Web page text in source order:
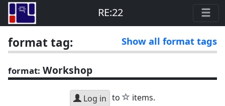
RE:22
format tag: Show all format tags
format: Workshop
Log in to star
items.